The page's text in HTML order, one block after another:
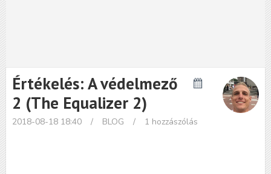
Értékelés: A védelmező
2 (The Equalizer 2)
2018-08-18 18:40 / BLOG / 1 hozzászólás